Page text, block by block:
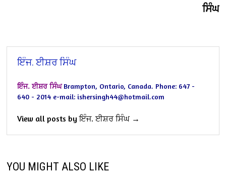
ਸਿੰਘ
ਇੰਜ. ਈਸ਼ਰ ਸਿੰਘ
ਇੰਜ. ਈਸ਼ਰ ਸਿੰਘ Brampton, Ontario, Canada. Phone: 647 -
640 - 2014 e-mail: ishersingh44@hotmail.com
View all posts by ਇੰਜ. ਈਸ਼ਰ ਸਿੰਘ →
YOU MIGHT ALSO LIKE